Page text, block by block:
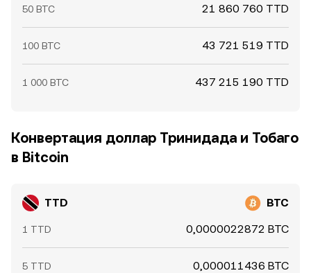
50 BTC 21 860 760 TTD
100 BTC 43 721 519 TTD
1 000 BTC 437 215 190 TTD
Конвертация доллар Тринидада и Тобаго
в Bitcoin
TTD BTC
1 TTD 0,0000022872 BTC
5 TTD 0,000011436 BTC